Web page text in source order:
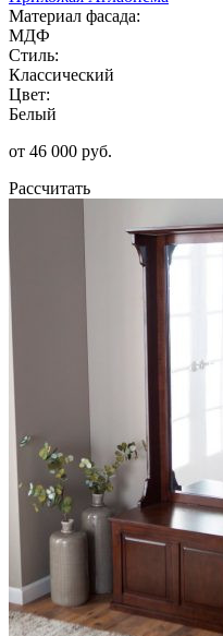
Материал фасада:
МДФ
Стиль:
Классический
Цвет:
Белый
от 46 000 руб.
Рассчитать